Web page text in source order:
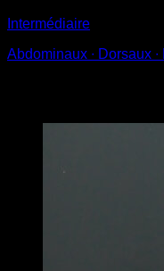
Intermédiaire
Abdominaux ∙ Dorsaux